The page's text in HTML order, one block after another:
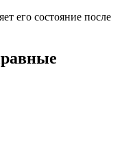
его состояние после